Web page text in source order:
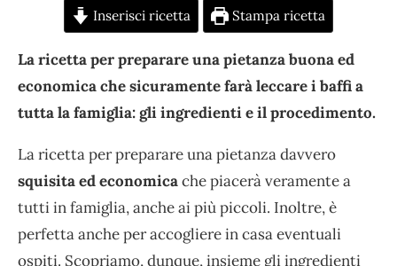
Inserisci ricetta Stampa ricetta
La ricetta per preparare una pietanza buona ed
economica che sicuramente farà leccare i baffi a
tutta la famiglia: gli ingredienti e il procedimento.
La ricetta per preparare una pietanza davvero
squisita ed economicache piacerà veramente a
tutti in famiglia, anche ai più piccoli. Inoltre, è
perfetta anche per accogliere in casa eventuali
ospiti. Scopriamo, dunque, insieme gli ingredienti